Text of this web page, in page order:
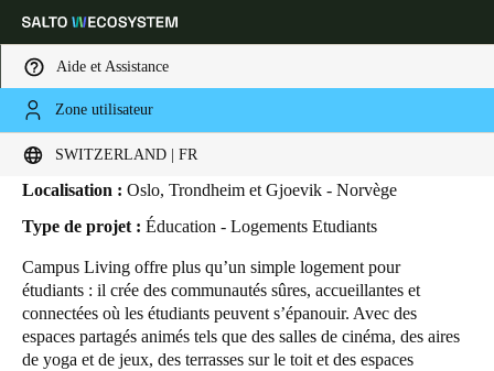
Aide et Assistance
Zone utilisateur
SWITZERLAND | FR
Sélectionnez vos paramètres de localisation et de langue
North America Caribbean -
Switzerland Français
Germany
HOME SECTEURS
Campus Living
Localisation : Oslo, Trondheim et Gjoevik - Norvège
Type de projet : Éducation - Logements Etudiants
Campus Living offre plus qu’un simple logement pour
étudiants : il crée des communautés sûres, accueillantes et
connectées où les étudiants peuvent s’épanouir. Avec des
espaces partagés animés tels que des salles de cinéma, des aires
de yoga et de jeux, des terrasses sur le toit et des espaces